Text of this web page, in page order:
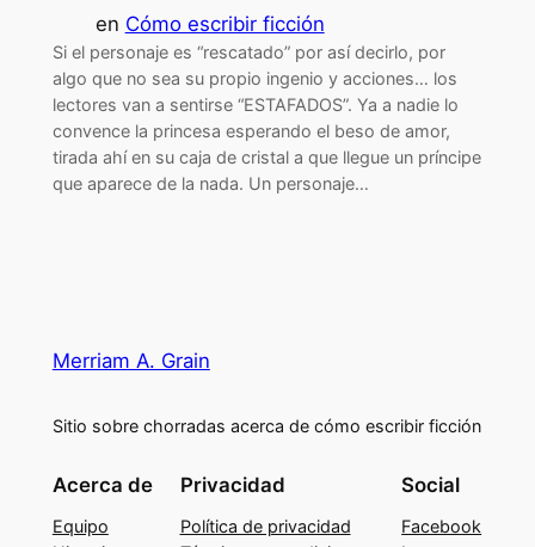
en Cómo escribir ficción
Si el personaje es “rescatado” por así decirlo, por
algo que no sea su propio ingenio y acciones… los
lectores van a sentirse “ESTAFADOS”. Ya a nadie lo
convence la princesa esperando el beso de amor,
tirada ahí en su caja de cristal a que llegue un príncipe
que aparece de la nada. Un personaje…
Merriam A. Grain
Sitio sobre chorradas acerca de cómo escribir ficción
Acerca de
Equipo
Privacidad
Política de privacidad
Social
Facebook